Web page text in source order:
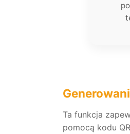
Ta funkcja
pomocą kodu